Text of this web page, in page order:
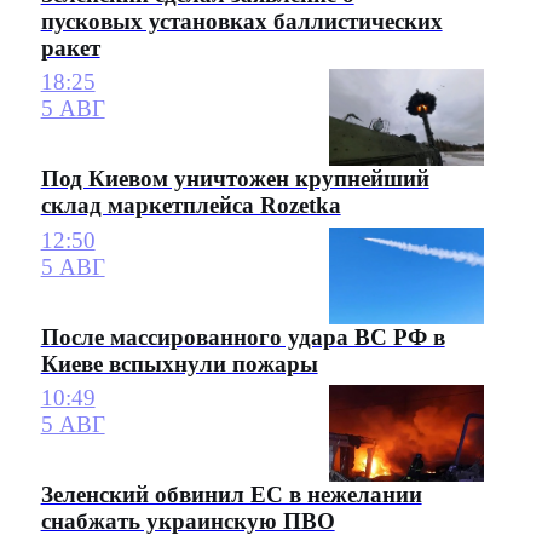
пусковых установках баллистических
ракет
18:25
5 АВГ
Под Киевом уничтожен крупнейший
склад маркетплейса Rozetka
12:50
5 АВГ
После массированного удара ВС РФ в
Киеве вспыхнули пожары
10:49
5 АВГ
Зеленский обвинил ЕС в нежелании
снабжать украинскую ПВО